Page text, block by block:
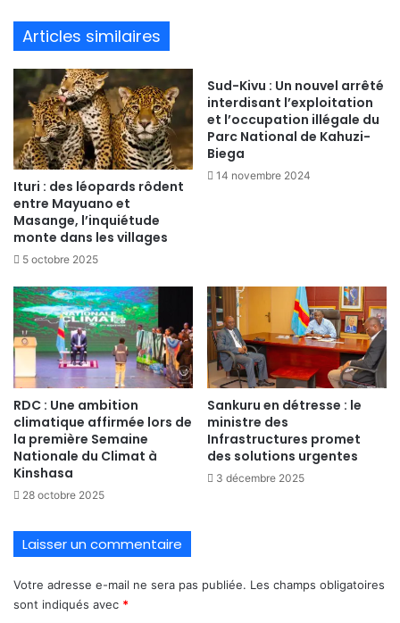
Articles similaires
Ituri : des léopards rôdent
entre Mayuano et
Masange, l’inquiétude
monte dans les villages
5 octobre 2025
Sud-Kivu : Un nouvel arrêté
interdisant l’exploitation
et l’occupation illégale du
Parc National de Kahuzi-
Biega
14 novembre 2024
RDC : Une ambition
climatique affirmée lors de
la première Semaine
Nationale du Climat à
Kinshasa
28 octobre 2025
Sankuru en détresse : le
ministre des
Infrastructures promet
des solutions urgentes
3 décembre 2025
Laisser un commentaire
Votre adresse e-mail ne sera pas publiée. Les champs obligatoires
sont indiqués avec *